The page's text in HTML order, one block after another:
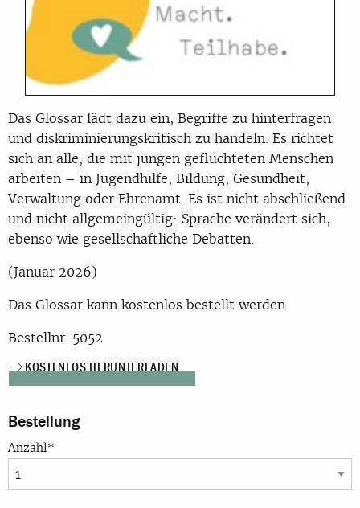
Das Glossar lädt dazu ein, Begriffe zu hinterfragen
und diskriminierungskritisch zu handeln. Es richtet
sich an alle, die mit jungen geflüchteten Menschen
arbeiten – in Jugendhilfe, Bildung, Gesundheit,
Verwaltung oder Ehrenamt. Es ist nicht abschließend
und nicht allgemeingültig: Sprache verändert sich,
ebenso wie gesellschaftliche Debatten.
(Januar 2026)
Das Glossar kann kostenlos bestellt werden.
Bestellnr. 5052
KOSTENLOS HERUNTERLADEN
Bestellung
Anzahl*